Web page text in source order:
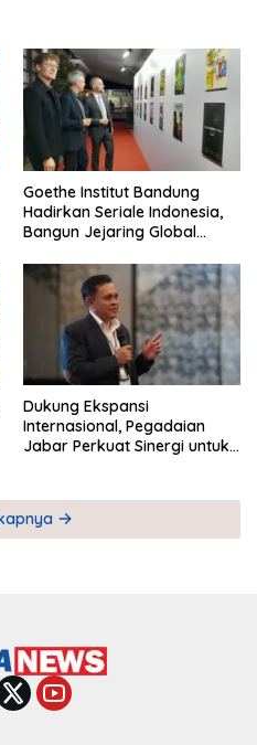
Goethe Institut Bandung
Hadirkan Seriale Indonesia,
Bangun Jejaring Global
Dukung Ekspansi
Internasional, Pegadaian
Jabar Perkuat Sinergi untuk